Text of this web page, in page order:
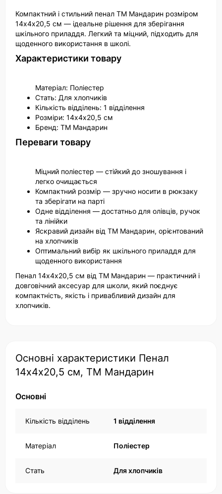
Компактний і стильний пенал ТМ Мандарин розміром
14х4х20,5 см — ідеальне рішення для зберігання
шкільного приладдя. Легкий та міцний, підходить для
щоденного використання в школі.
Характеристики товару
Матеріал: Поліестер
Стать: Для хлопчиків
Кількість відділень: 1 відділення
Розміри: 14х4х20,5 см
Бренд: ТМ Мандарин
Переваги товару
Міцний поліестер — стійкий до зношування і
легко очищається
Компактний розмір — зручно носити в рюкзаку
та зберігати на парті
Одне відділення — достатньо для олівців, ручок
та лінійки
Яскравий дизайн від ТМ Мандарин, орієнтований
на хлопчиків
Оптимальний вибір як шкільного приладдя для
щоденного використання
Пенал 14х4х20,5 см від ТМ Мандарин — практичний і
довговічний аксесуар для школи, який поєднує
компактність, якість і привабливий дизайн для
хлопчиків.
Основні характеристики Пенал
14х4х20,5 см, ТМ Мандарин
Основні
Кількість відділень 1 відділення
Матеріал Поліестер
Стать Для хлопчиків